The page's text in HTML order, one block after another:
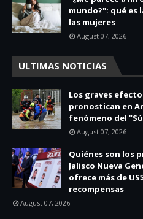
mundo?": qué es
las mujeres
August 07, 2026
ULTIMAS NOTICIAS
Los graves
pronostican en
fenómeno del
August 07, 2026
Quiénes son los
Jalisco Nueva
ofrece más de
recompensas
August 07, 2026